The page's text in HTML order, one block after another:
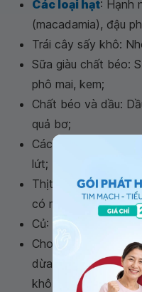
Các loại hạt: Hạnh
(macadamia), đậu
Trái cây sấy khô:
Sữa giàu chất béo:
phô mai, kem;
Chất béo và dầu:
quả bơ;
Các loại
ngũ cốc
lứt;
Thịt: Gà, bò, lợn,
có mỡ;
Củ: Khoai tây, khoai
Chocolate đen, quả
dừa, thanh yến
khô và các loại hạt